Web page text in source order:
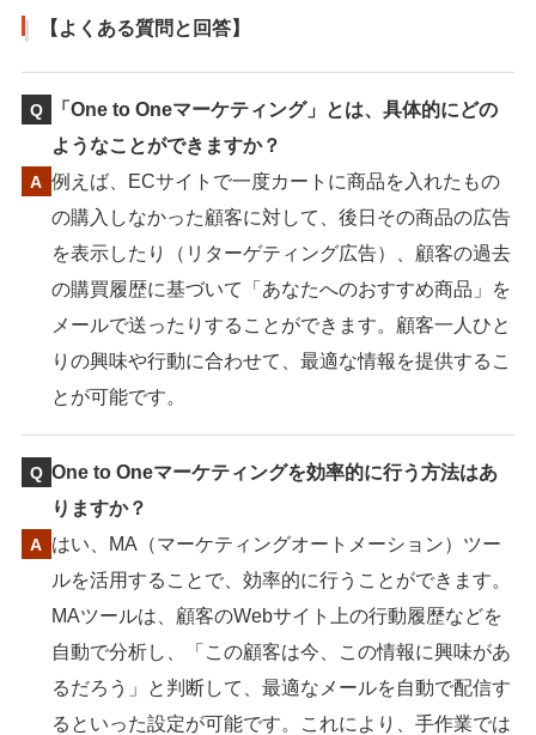
【よくある質問と回答】
「One to Oneマーケティング」とは、具体的にどの
ようなことができますか？
例えば、ECサイトで一度カートに商品を入れたもの
の購入しなかった顧客に対して、後日その商品の広告
を表示したり（リターゲティング広告）、顧客の過去
の購買履歴に基づいて「あなたへのおすすめ商品」を
メールで送ったりすることができます。顧客一人ひと
りの興味や行動に合わせて、最適な情報を提供するこ
とが可能です。
One to Oneマーケティングを効率的に行う方法はあ
りますか？
はい、MA（マーケティングオートメーション）ツー
ルを活用することで、効率的に行うことができます。
MAツールは、顧客のWebサイト上の行動履歴などを
自動で分析し、「この顧客は今、この情報に興味があ
るだろう」と判断して、最適なメールを自動で配信す
るといった設定が可能です。これにより、手作業では